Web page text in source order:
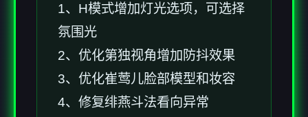
1、H模式增加灯光选项，可选择
氛围光
2、优化第独视角增加防抖效果
3、优化崔莺儿脸部模型和妆容
4、修复绯燕斗法看向异常